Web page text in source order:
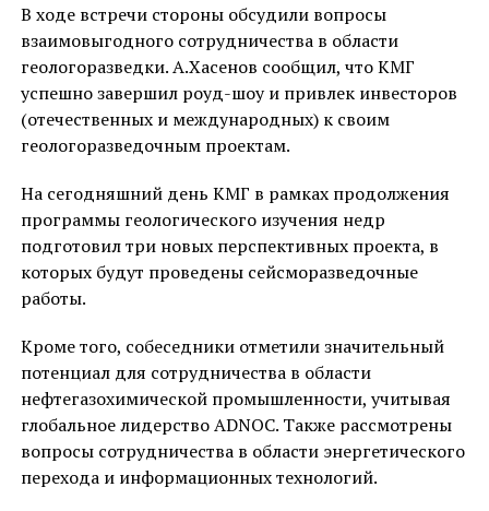
В ходе встречи стороны обсудили вопросы
взаимовыгодного сотрудничества в области
геологоразведки. А.Хасенов сообщил, что КМГ
успешно завершил роуд-шоу и привлек инвесторов
(отечественных и международных) к своим
геологоразведочным проектам.
На сегодняшний день КМГ в рамках продолжения
программы геологического изучения недр
подготовил три новых перспективных проекта, в
которых будут проведены сейсморазведочные
работы.
Кроме того, собеседники отметили значительный
потенциал для сотрудничества в области
нефтегазохимической промышленности, учитывая
глобальное лидерство ADNOC. Также рассмотрены
вопросы сотрудничества в области энергетического
перехода и информационных технологий.